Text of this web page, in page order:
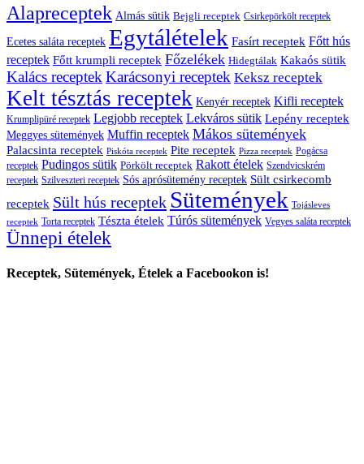
Alapreceptek Almás sütik Bejgli receptek Csirkepörkölt receptek
Ecetes saláta receptek Egytálételek Fasírt receptek Főtt hús
receptek Főtt krumpli receptek Főzelékek Hidegtálak Kakaós sütik
Kalács receptek Karácsonyi receptek Keksz receptek
Kelt tésztás receptek Kenyér receptek Kifli receptek
Krumplipüré receptek Legjobb receptek Lekváros sütik Lepény receptek
Meggyes sütemények Muffin receptek Mákos sütemények
Palacsinta receptek Piskóta receptek Pite receptek Pizza receptek Pogácsa
receptek Pudingos sütik Pörkölt receptek Rakott ételek Szendvicskrém
receptek Szilveszteri receptek Sós aprósütemény receptek Sült csirkecomb
receptek Sült hús receptek Sütemények Tojásleves
receptek Torta receptek Tészta ételek Túrós sütemények Vegyes saláta receptek
Ünnepi ételek
Receptek, Sütemények, Ételek a Facebookon is!